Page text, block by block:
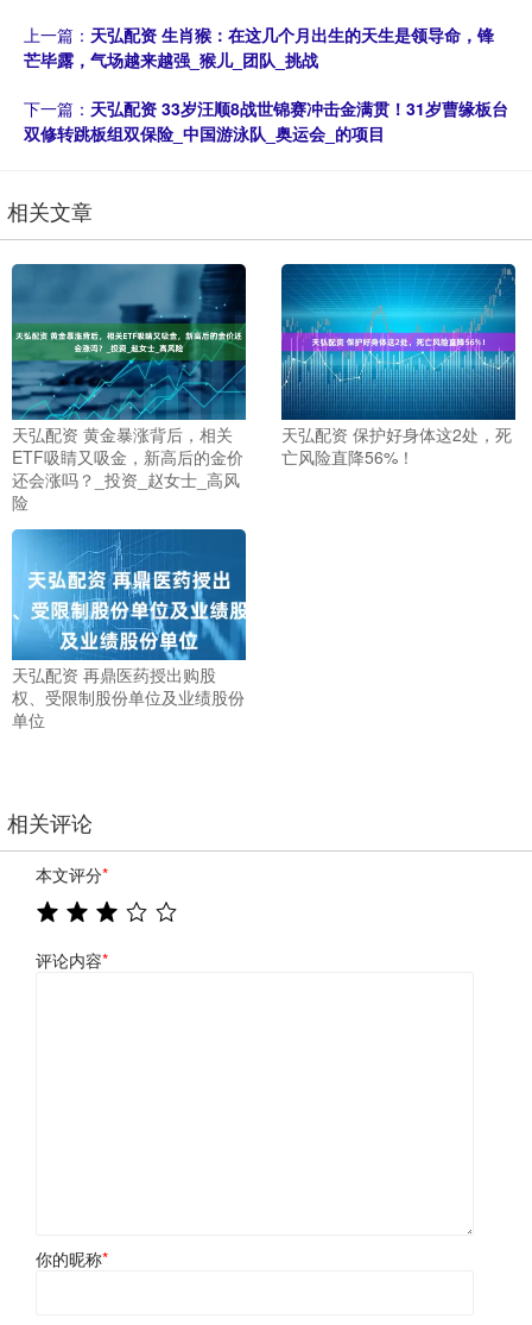
上一篇： 天弘配资 生肖猴：在这几个月出生的天生是领导命，锋
芒毕露，气场越来越强_猴儿_团队_挑战
下一篇： 天弘配资 33岁汪顺8战世锦赛冲击金满贯！31岁曹缘板台
双修转跳板组双保险_中国游泳队_奥运会_的项目
相关文章
天弘配资 黄金暴涨背后，相关
ETF吸睛又吸金，新高后的金价
还会涨吗？_投资_赵女士_高风
险
天弘配资 保护好身体这2处，死
亡风险直降56%！
天弘配资 再鼎医药授出购股
权、受限制股份单位及业绩股份
单位
相关评论
本文评分*
评论内容*
你的昵称*